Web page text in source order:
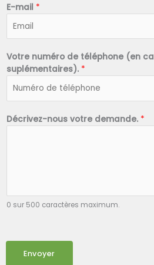
*
E-mail *
Votre numéro de téléphone (en
suplémentaires). *
Décrivez-nous votre demande. *
0 sur 500 caractères maximum.
Envoyer